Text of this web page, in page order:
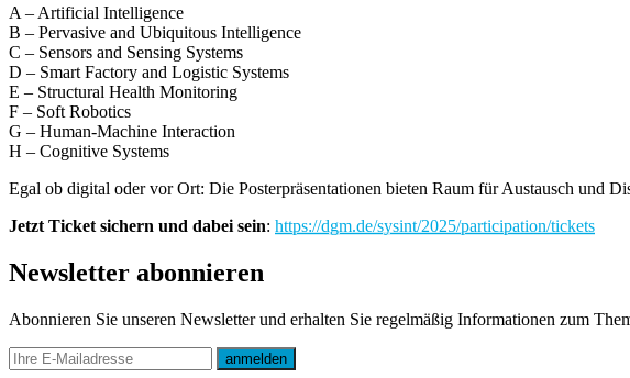
A – Artificial Intelligence
B – Pervasive and Ubiquitous Intelligence
C – Sensors and Sensing Systems
D – Smart Factory and Logistic Systems
E – Structural Health Monitoring
F – Soft Robotics
G – Human-Machine Interaction
H – Cognitive Systems
Egal ob digital oder vor Ort: Die Posterpräsentationen bieten Raum für Austausch und
Jetzt Ticket sichern und dabei sein: https://dgm.de/sysint/2025/participation/tickets
Newsletter abonnieren
Abonnieren Sie unseren Newsletter und erhalten Sie regelmäßig Informationen zum
E-mail
anmelden